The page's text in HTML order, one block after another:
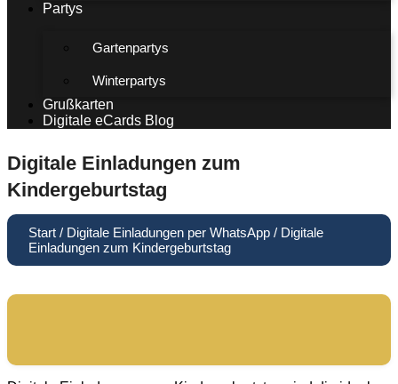
Partys
Gartenpartys
Winterpartys
Grußkarten
Digitale eCards Blog
Digitale Einladungen zum
Kindergeburtstag
Start / Digitale Einladungen per WhatsApp / Digitale
Einladungen zum Kindergeburtstag